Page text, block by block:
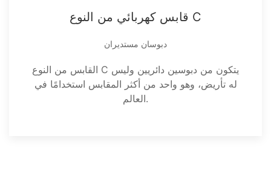
قابس كهربائي من النوع C
دبوسان مستديران
القابس من النوع C يتكون من دبوسين دائريين وليس
له تأريض، وهو واحد من أكثر المقابس استخدامًا في
العالم.